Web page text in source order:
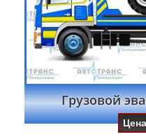
Грузовой